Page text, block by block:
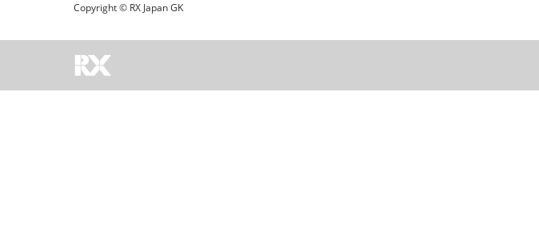
Copyright © RX Japan GK